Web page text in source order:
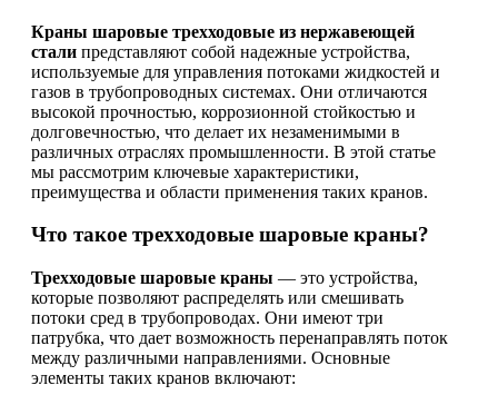
Краны шаровые трехходовые из нержавеющей
стали представляют собой надежные устройства,
используемые для управления потоками жидкостей и
газов в трубопроводных системах. Они отличаются
высокой прочностью, коррозионной стойкостью и
долговечностью, что делает их незаменимыми в
различных отраслях промышленности. В этой статье
мы рассмотрим ключевые характеристики,
преимущества и области применения таких кранов.
Что такое трехходовые шаровые краны?
Трехходовые шаровые краны — это устройства,
которые позволяют распределять или смешивать
потоки сред в трубопроводах. Они имеют три
патрубка, что дает возможность перенаправлять поток
между различными направлениями. Основные
элементы таких кранов включают: